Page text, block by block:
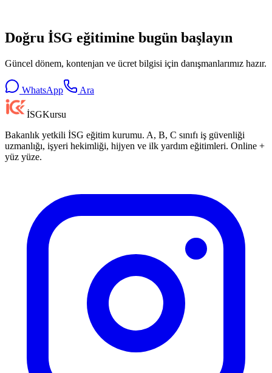
Doğru İSG eğitimine bugün başlayın
Güncel dönem, kontenjan ve ücret bilgisi için danışmanlarımız hazır.
WhatsApp Ara
İSGKursu
Bakanlık yetkili İSG eğitim kurumu. A, B, C sınıfı iş güvenliği
uzmanlığı, işyeri hekimliği, hijyen ve ilk yardım eğitimleri. Online +
yüz yüze.